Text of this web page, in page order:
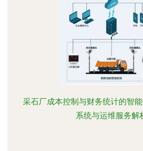
采石厂成本控制与财务统计的智
系统与运维服务解